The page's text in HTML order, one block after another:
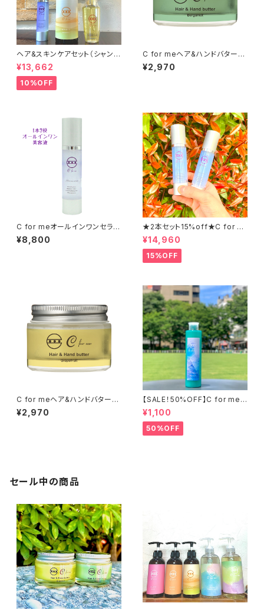
ヘア&スキンケアセット（シャンプ
ー/プレミアムオイル/オールイン
ワンセラム）
¥13,662
10%OFF
C for meヘア&ハンドバター【
ベルガモットの香り】48g /マル
チバーム/ヘアバーム
¥2,970
C for meオールインワンセラム
【7役の贅沢フェイシャル美容ジ
ェル】（50g）
¥8,800
★2本セット15%off★C for m
eオールインワンセラム
¥14,960
15%OFF
C for meヘア&ハンドバター
【グレープフルーツの香り】48g
/マルチバーム/ヘアバーム
¥2,970
【SALE！50%OFF】C for meミ
ントボディソープ【ピンクグレー
プフルーツの香り】240ml
¥1,100
50%OFF
セール中の商品